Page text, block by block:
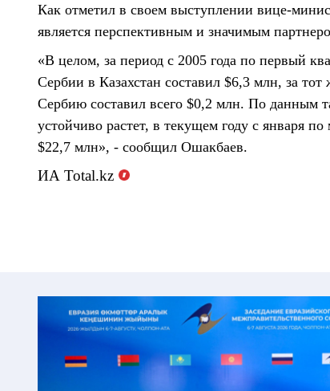
Как отметил в своем выступлении вице-
является перспективным и значимым
«В целом, за период с 2005 года по первый
Сербии в Казахстан составил $6,3 млн, за
Сербию составил всего $0,2 млн. По данным
устойчиво растет, в текущем году с января
$22,7 млн», - сообщил Ошакбаев.
ИА Total.kz